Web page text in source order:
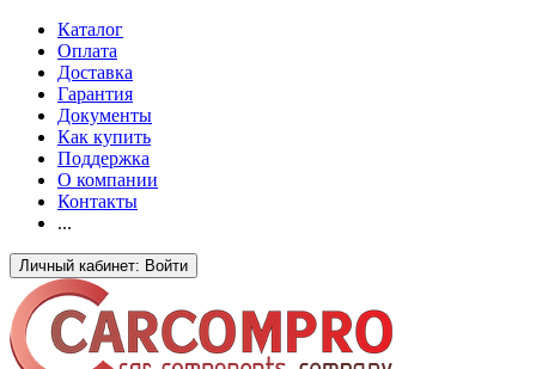
Каталог
Оплата
Доставка
Гарантия
Документы
Как купить
Поддержка
О компании
Контакты
...
Личный кабинет: Войти